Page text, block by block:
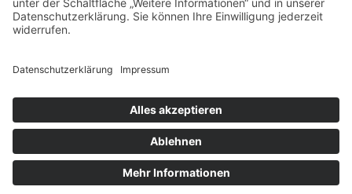
Februar 2017
Cookie-Einstellungen
Sitemap
Förderer / Partner
Anfahrt
© Lotsennetzwerk ≡Webdesign & SEO